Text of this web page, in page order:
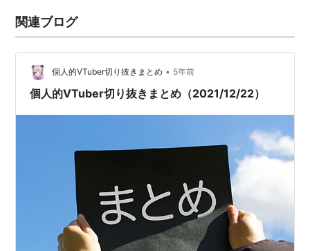
関連ブログ
個人的VTuber切り抜きまとめ • 5年前
個人的VTuber切り抜きまとめ（2021/12/22）